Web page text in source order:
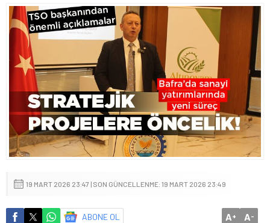
19 MART 2026 23:47 | SON GÜNCELLENME: 19 MART 2026 23:49
ABONE OL A+ A-